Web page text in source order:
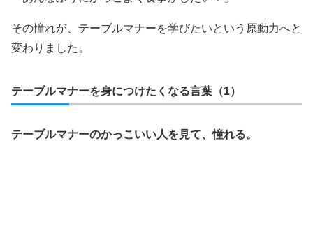
その憧れが、テーブルマナーを学びたいという原動力へと
変わりました。
テーブルマナーを身につけたくなる言葉（1）
テーブルマナーのかっこいい人を見て、憧れる。